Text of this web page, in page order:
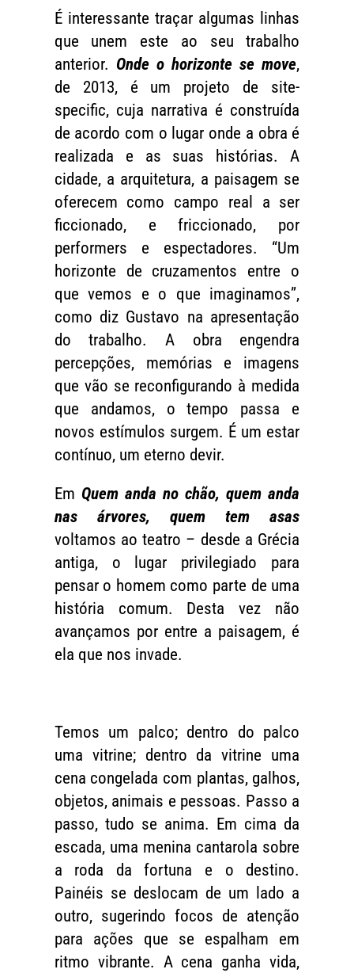
É interessante traçar algumas linhas
que unem este ao seu trabalho
anterior. Onde o horizonte se move,
de 2013, é um projeto de site-
specific, cuja narrativa é construída
de acordo com o lugar onde a obra é
realizada e as suas histórias. A
cidade, a arquitetura, a paisagem se
oferecem como campo real a ser
ficcionado, e friccionado, por
performers e espectadores. “Um
horizonte de cruzamentos entre o
que vemos e o que imaginamos”,
como diz Gustavo na apresentação
do trabalho. A obra engendra
percepções, memórias e imagens
que vão se reconfigurando à medida
que andamos, o tempo passa e
novos estímulos surgem. É um estar
contínuo, um eterno devir.
Em Quem anda no chão, quem anda
nas árvores, quem tem asas
voltamos ao teatro – desde a Grécia
antiga, o lugar privilegiado para
pensar o homem como parte de uma
história comum. Desta vez não
avançamos por entre a paisagem, é
ela que nos invade.
Temos um palco; dentro do palco
uma vitrine; dentro da vitrine uma
cena congelada com plantas, galhos,
objetos, animais e pessoas. Passo a
passo, tudo se anima. Em cima da
escada, uma menina cantarola sobre
a roda da fortuna e o destino.
Painéis se deslocam de um lado a
outro, sugerindo focos de atenção
para ações que se espalham em
ritmo vibrante. A cena ganha vida,